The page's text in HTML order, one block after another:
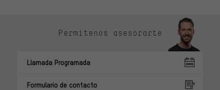
Permítenos asesorarte
Llamada Programada
Formulario de contacto